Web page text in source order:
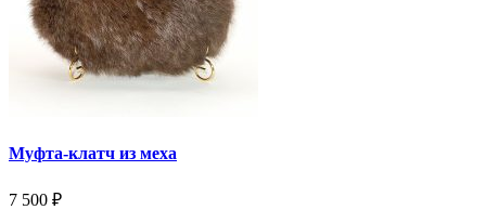
Муфта-клатч из меха
7 500 ₽